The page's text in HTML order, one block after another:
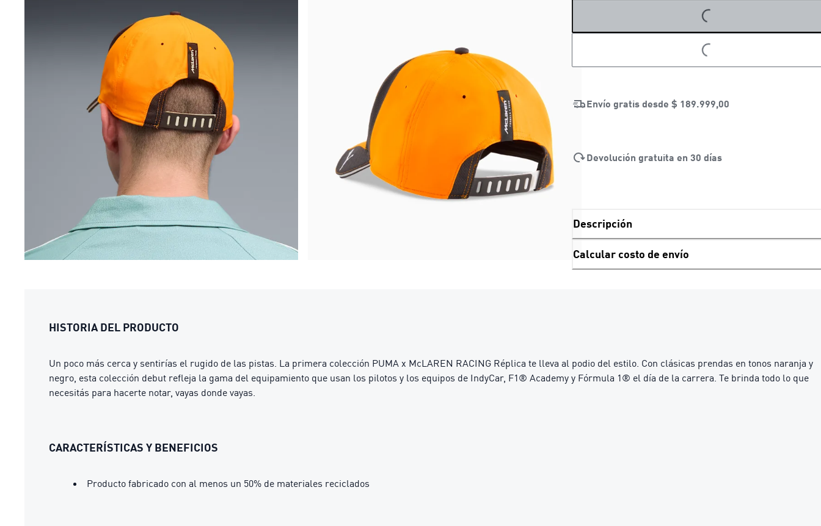
LOADING...
LOADING...
Envío gratis desde $ 189.999,00
Devolución gratuita en 30 días
Descripción
Calcular costo de envío
HISTORIA DEL PRODUCTO
Un poco más cerca y sentirías el rugido de las pistas. La primera colección PUMA x McLAREN RACING Réplica te lleva al podio del estilo. Con clásicas prendas en tonos naranja y
negro, esta colección debut refleja la gama del equipamiento que usan los pilotos y los equipos de IndyCar, F1® Academy y Fórmula 1® el día de la carrera. Te brinda todo lo que
necesitás para hacerte notar, vayas donde vayas.
CARACTERÍSTICAS Y BENEFICIOS
Producto fabricado con al menos un 50% de materiales reciclados